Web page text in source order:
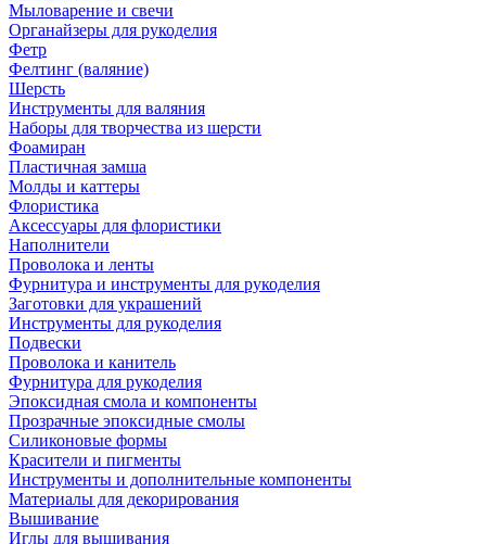
Мыловарение и свечи
Органайзеры для рукоделия
Фетр
Фелтинг (валяние)
Шерсть
Инструменты для валяния
Наборы для творчества из шерсти
Фоамиран
Пластичная замша
Молды и каттеры
Флористика
Аксессуары для флористики
Наполнители
Проволока и ленты
Фурнитура и инструменты для рукоделия
Заготовки для украшений
Инструменты для рукоделия
Подвески
Проволока и канитель
Фурнитура для рукоделия
Эпоксидная смола и компоненты
Прозрачные эпоксидные смолы
Силиконовые формы
Красители и пигменты
Инструменты и дополнительные компоненты
Материалы для декорирования
Вышивание
Иглы для вышивания